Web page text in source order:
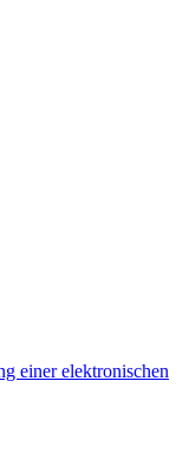
einer elektronischen